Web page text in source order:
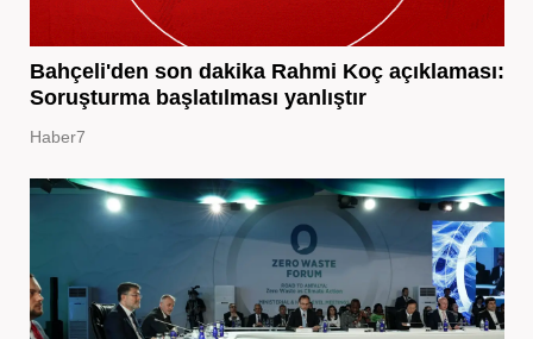
Bahçeli'den son dakika Rahmi Koç açıklaması:
Soruşturma başlatılması yanlıştır
Haber7